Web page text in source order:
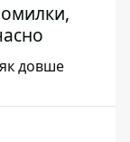
як довше